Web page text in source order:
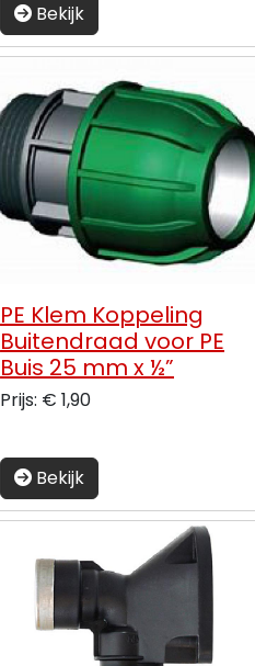
Bekijk
PE Klem Koppeling
Buitendraad voor PE
Buis 25 mm x ½”
Prijs: € 1,90
Bekijk